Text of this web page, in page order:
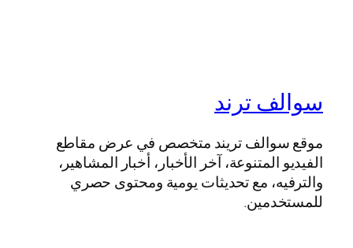
سوالف ترند
موقع سوالف تريند متخصص في عرض مقاطع
الفيديو المتنوعة، آخر الأخبار، أخبار المشاهير،
والترفيه، مع تحديثات يومية ومحتوى حصري
للمستخدمين.